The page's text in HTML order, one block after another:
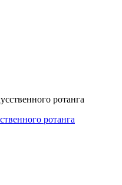
ротанга